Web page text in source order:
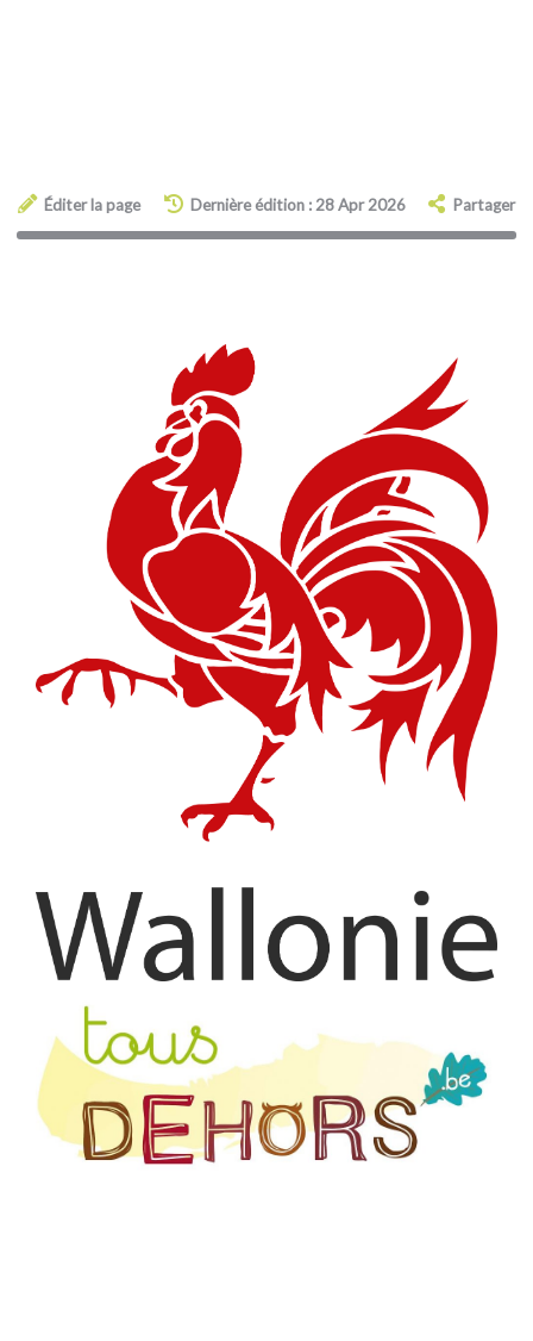
Éditer la page Dernière édition : 28 Apr 2026 Partager